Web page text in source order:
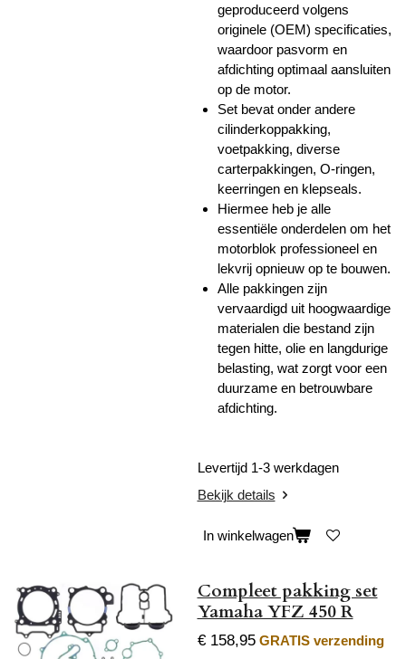
geproduceerd volgens
originele (OEM) specificaties,
waardoor pasvorm en
afdichting optimaal aansluiten
op de motor.
Set bevat onder andere
cilinderkoppakking,
voetpakking, diverse
carterpakkingen, O-ringen,
keerringen en klepseals.
Hiermee heb je alle
essentiële onderdelen om het
motorblok professioneel en
lekvrij opnieuw op te bouwen.
Alle pakkingen zijn
vervaardigd uit hoogwaardige
materialen die bestand zijn
tegen hitte, olie en langdurige
belasting, wat zorgt voor een
duurzame en betrouwbare
afdichting.
Levertijd 1-3 werkdagen
Bekijk details
In winkelwagen
Compleet pakking set
Yamaha YFZ 450 R
€ 158,95 GRATIS verzending